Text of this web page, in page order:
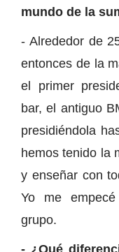
mundo de la
- Alrededor de
entonces de la
el primer
bar, el antiguo
presidiéndola
hemos tenido la
y enseñar con
Yo me
grupo.
- ¿Qué